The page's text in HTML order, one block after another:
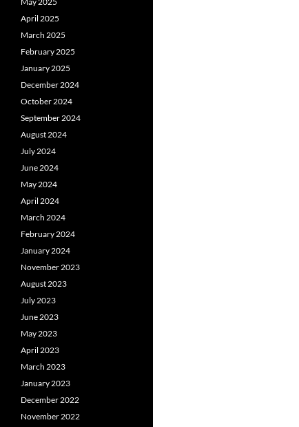
April 2025
March 2025
February 2025
January 2025
December 2024
October 2024
September 2024
August 2024
July 2024
June 2024
May 2024
April 2024
March 2024
February 2024
January 2024
November 2023
August 2023
July 2023
June 2023
May 2023
April 2023
March 2023
January 2023
December 2022
November 2022